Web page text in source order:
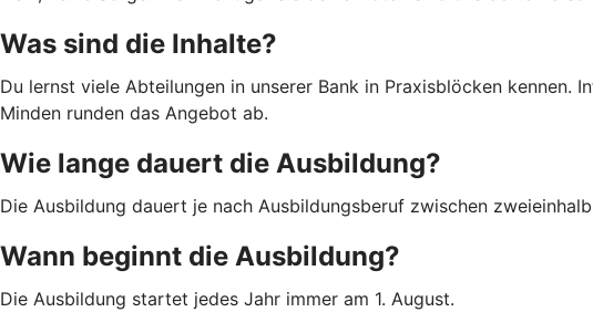
Was sind die Inhalte?
Du lernst viele Abteilungen in unserer Bank in Praxisblöcken
Minden runden das Angebot ab.
Wie lange dauert die Ausbildung?
Die Ausbildung dauert je nach Ausbildungsberuf zwischen
Wann beginnt die Ausbildung?
Die Ausbildung startet jedes Jahr immer am 1. August.